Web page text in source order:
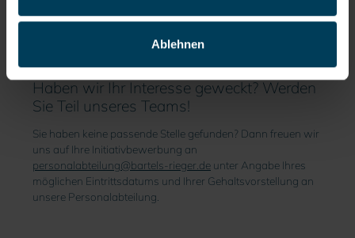
Ablehnen
Haben wir Ihr Interesse geweckt? Werden
Sie Teil unseres Teams!
Sie haben keine passende Stelle gefunden? Dann freuen wir
uns auf Ihre Initiativbewerbung an
personalabteilung@bartels-rieger.de unter Angabe Ihres
möglichen Eintrittsdatums und Ihrer Gehaltsvorstellung an
unsere Personalabteilung.